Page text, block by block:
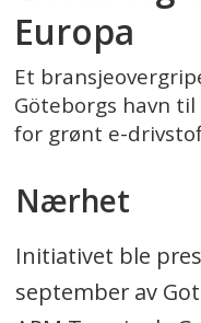
Europa
Et
Göteborgs havn
for grønt e-
Nærhet
Initiativet ble
september av